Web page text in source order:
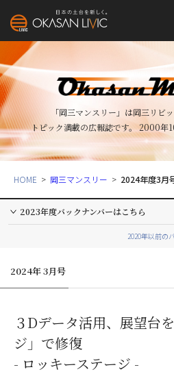
「岡三マンスリー」は岡三リビ
トピック満載の広報誌です。2000年
HOME 岡三マンスリー 2024年度3月
2023年度バックナンバーはこちら
2020年以前の
2024年 3月号
３Dデータ活用、展望台
ジ」で修復
- ロッキーステージ -